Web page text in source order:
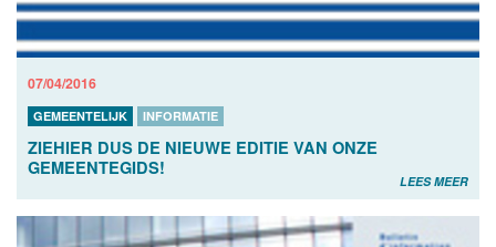
07/04/2016
GEMEENTELIJK INFORMATIE
ZIEHIER DUS DE NIEUWE EDITIE VAN ONZE
GEMEENTEGIDS!
LEES MEER